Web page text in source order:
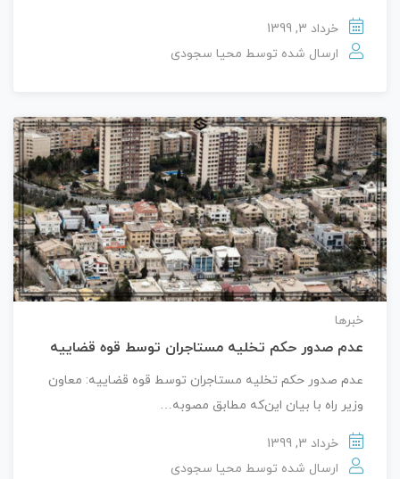
خرداد 3, 1399
ارسال شده توسط محیا سجودی
خبرها
عدم صدور حکم تخلیه مستاجران توسط قوه قضاییه
عدم صدور حکم تخلیه مستاجران توسط قوه قضاییه: معاون
وزیر راه با بیان این‌که مطابق مصوبه…
خرداد 3, 1399
ارسال شده توسط محیا سجودی